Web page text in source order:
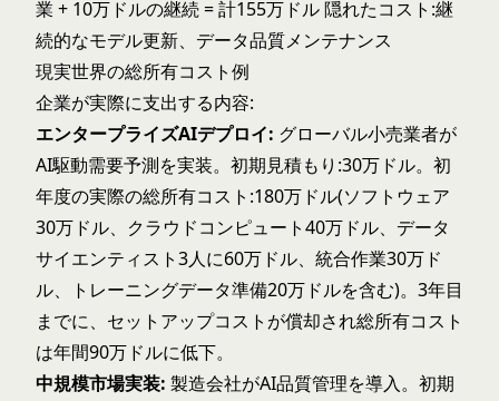
業 + 10万ドルの継続 = 計155万ドル 隠れたコスト:継
続的なモデル更新、データ品質メンテナンス
現実世界の総所有コスト例
企業が実際に支出する内容:
エンタープライズAIデプロイ: グローバル小売業者が
AI駆動需要予測を実装。初期見積もり:30万ドル。初
年度の実際の総所有コスト:180万ドル(ソフトウェア
30万ドル、クラウドコンピュート40万ドル、データ
サイエンティスト3人に60万ドル、統合作業30万ド
ル、トレーニングデータ準備20万ドルを含む)。3年目
までに、セットアップコストが償却され総所有コスト
は年間90万ドルに低下。
中規模市場実装: 製造会社がAI品質管理を導入。初期